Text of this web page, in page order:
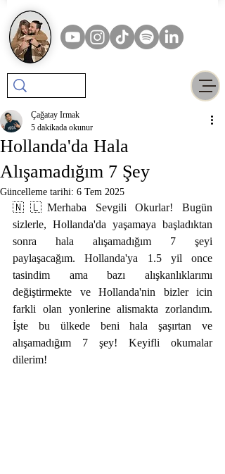
Hollanda'da Hala
Alışamadığım 7 Şey
Çağatay Irmak
5 dakikada okunur
Güncelleme tarihi: 6 Tem 2025
🇳🇱Merhaba Sevgili Okurlar! Bugün
sizlerle, Hollanda'da yaşamaya başladıktan
sonra hala alışamadığım 7 şeyi
paylaşacağım. Hollanda'ya 1.5 yil once
tasindim ama bazı alışkanlıklarımı
değiştirmekte ve Hollanda'nin bizler icin
farkli olan yonlerine alismakta zorlandım.
İşte bu ülkede beni hala şaşırtan ve
alışamadığım 7 şey! Keyifli okumalar
dilerim!